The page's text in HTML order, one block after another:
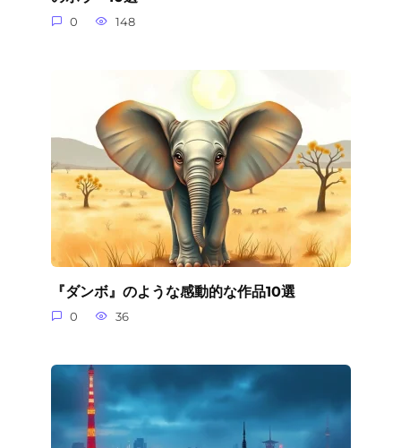
0 148
『ダンボ』のような感動的な作品10選
0 36